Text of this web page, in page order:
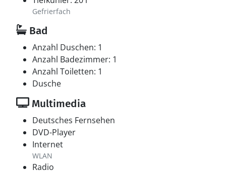
Gefrierfach
Bad
Anzahl Duschen: 1
Anzahl Badezimmer: 1
Anzahl Toiletten: 1
Dusche
Multimedia
Deutsches Fernsehen
DVD-Player
Internet
WLAN
Radio